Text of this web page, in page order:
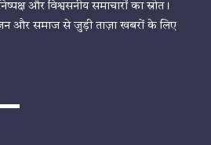
और विश्वसनीय समाचारों का स्रोत।
और समाज से जुड़ी ताज़ा खबरों के लिए